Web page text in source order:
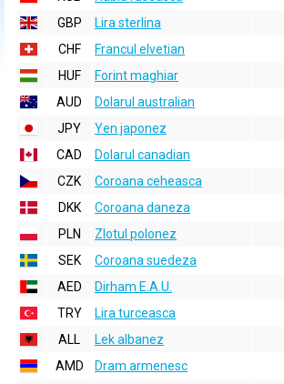
GBP
Lira sterlina
CHF
Francul elvetian
HUF
Forint maghiar
AUD
Dolarul australian
JPY
Yen japonez
CAD
Dolarul canadian
CZK
Coroana ceheasca
DKK
Coroana daneza
PLN
Zlotul polonez
SEK
Coroana suedeza
AED
Dirham E.A.U.
TRY
Lira turceasca
ALL
Lek albanez
AMD
Dram armenesc